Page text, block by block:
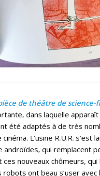
de théâtre de science-
dans laquelle
été adaptés à de très
L’usine R.U.R. s’est
androïdes, qui remplacent
nouveaux chômeurs,
ont beau s’user avec